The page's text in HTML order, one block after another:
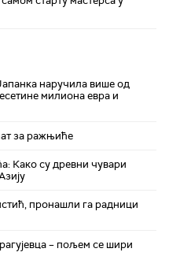
наручила више од
милиона евра и
за ражњиће
Како су древни чувари
пронашли га радници
– пољем се шири